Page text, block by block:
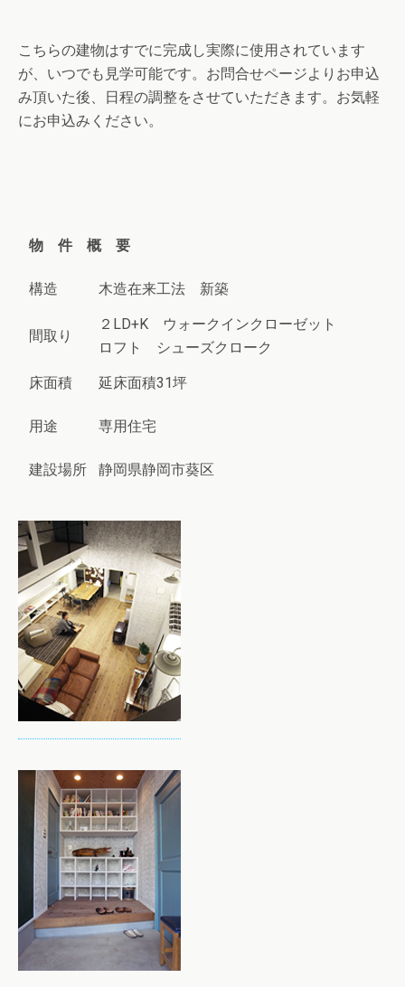
こちらの建物はすでに完成し実際に使用されています
が、いつでも見学可能です。お問合せページよりお申込
み頂いた後、日程の調整をさせていただきます。お気軽
にお申込みください。
物 件 概 要
構造 木造在来工法 新築
間取り
２LD+K ウォークインクローゼット
ロフト シューズクローク
床面積 延床面積31坪
用途 専用住宅
建設場所 静岡県静岡市葵区